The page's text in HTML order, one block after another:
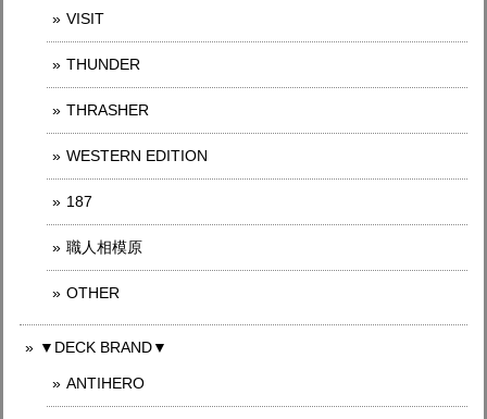
VISIT
THUNDER
THRASHER
WESTERN EDITION
187
職人相模原
OTHER
▼DECK BRAND▼
ANTIHERO